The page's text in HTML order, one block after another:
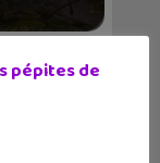
pépites de